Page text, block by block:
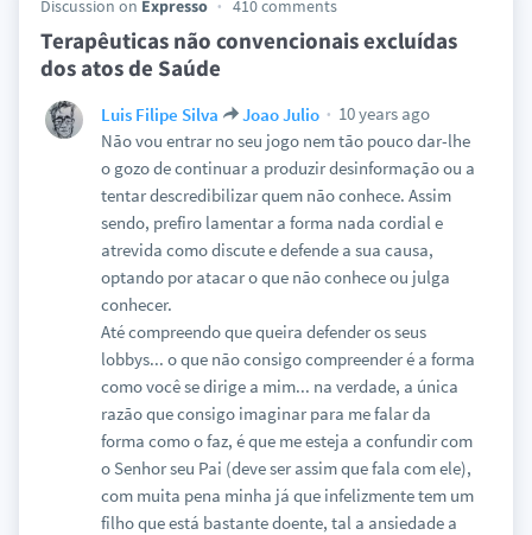
Discussion on Expresso 410 comments
Terapêuticas não convencionais excluídas
dos atos de Saúde
Luis Filipe Silva Joao Julio
10 years ago
Não vou entrar no seu jogo nem tão pouco dar-lhe
o gozo de continuar a produzir desinformação ou a
tentar descredibilizar quem não conhece. Assim
sendo, prefiro lamentar a forma nada cordial e
atrevida como discute e defende a sua causa,
optando por atacar o que não conhece ou julga
conhecer.
Até compreendo que queira defender os seus
lobbys... o que não consigo compreender é a forma
como você se dirige a mim... na verdade, a única
razão que consigo imaginar para me falar da
forma como o faz, é que me esteja a confundir com
o Senhor seu Pai (deve ser assim que fala com ele),
com muita pena minha já que infelizmente tem um
filho que está bastante doente, tal a ansiedade a